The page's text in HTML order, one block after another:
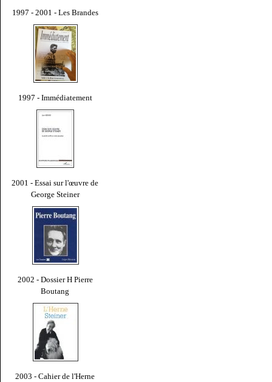
1997 - 2001 - Les Brandes
1997 - Immédiatement
2001 - Essai sur l'œuvre de
George Steiner
2002 - Dossier H Pierre
Boutang
2003 - Cahier de l'Herne